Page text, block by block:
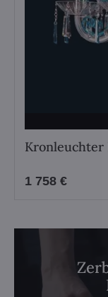
Kronleuchter
1 758 €